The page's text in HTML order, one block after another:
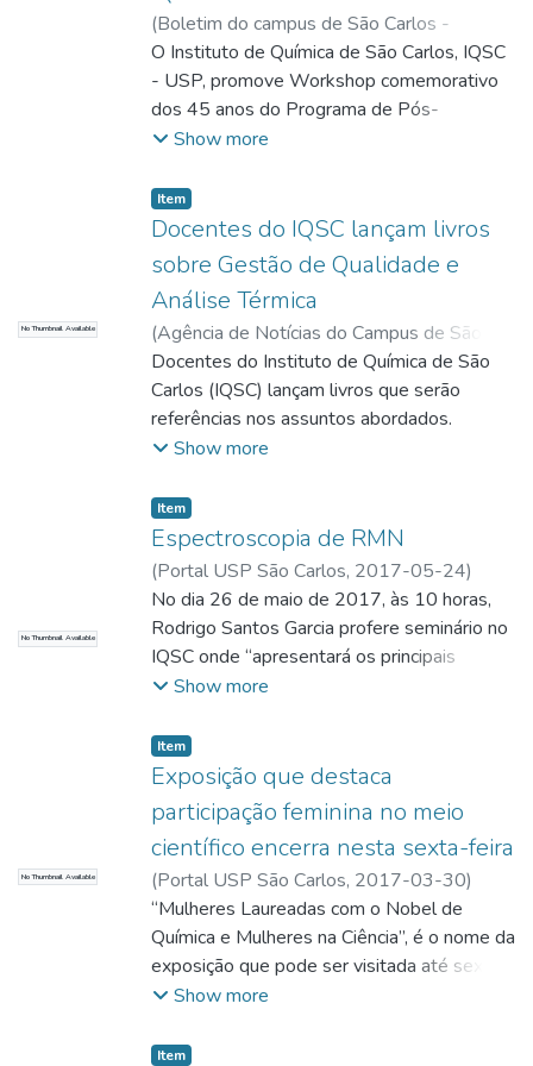
intensificada, exigindo a aplicação de
catalisadores.
(Boletim do campus de São Carlos -
Universidade de São Paulo (USP),2016-
10-18 )Zambon, Sandra;Zombon, Sandra;
Comunicação
O Instituto de Química de São Carlos, IQSC
- USP, promove Workshop comemorativo
dos 45 anos do Programa de Pós-
Graduação do Instituto. No primeiro dia, as
Jorge Caron.
Show more
No Thumbnail Available
Item
Docentes do IQSC lançam livros
sobre Gestão de Qualidade e
Análise Térmica
(Agência de Notícias do Campus de São
Carlos - Universidade de São Paulo, 2016-
12-13 )Zambon, Sandra;Zambon, Sandra;
Serviço de Comunicação
Docentes do Instituto de Química de São
Carlos (IQSC) lançam livros que serão
referências nos assuntos abordados.
Show more
No Thumbnail Available
Item
Espectroscopia de RMN
(Portal USP São Carlos, 2017-05-24)
Zambon, Sandra;Zambon, Sandra; Redatora
No dia 26 de maio de 2017, às 10 horas,
Rodrigo Santos Garcia profere seminário no
IQSC onde “apresentará os principais
conceitos da RMN e as principais
para caracterização de amostras com
componentes de alta e baixa mobilidade
molecular e amostras heterogêneas”.
Show more
No Thumbnail Available
Item
Exposição que destaca
participação feminina no meio
científico encerra nesta sexta-feira
(Portal USP São Carlos, 2017-03-30)
Zambon, Sandra;Zambon, Sandra; Redatora
“Mulheres Laureadas com o Nobel de
Química e Mulheres na Ciência”, é o nome da
exposição que pode ser visitada até sexta-
feira, 31 de março de 2017, das 8 às 19
de São Carlos.
Show more
Item